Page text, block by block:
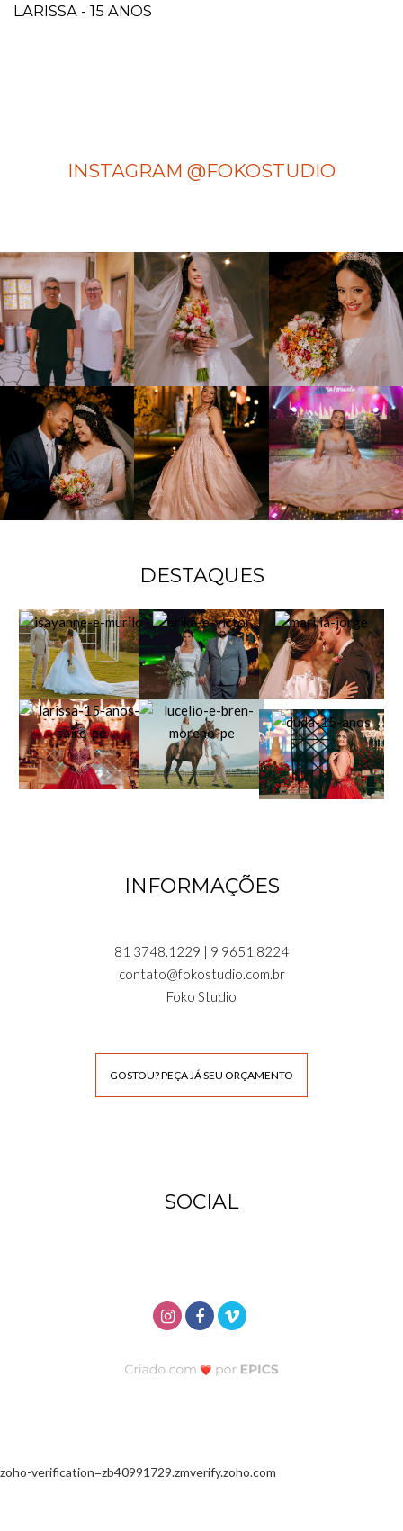
LARISSA - 15 ANOS
INSTAGRAM @FOKOSTUDIO
DESTAQUES
INFORMAÇÕES
81 3748.1229 | 9 9651.8224
contato@fokostudio.com.br
Foko Studio
GOSTOU? PEÇA JÁ SEU ORÇAMENTO
SOCIAL
zoho-verification=zb40991729.zmverify.zoho.com